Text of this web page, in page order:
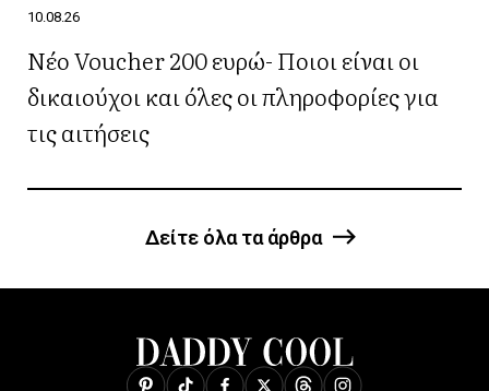
10.08.26
Νέο Voucher 200 ευρώ- Ποιοι είναι οι
δικαιούχοι και όλες οι πληροφορίες για
τις αιτήσεις
Δείτε όλα τα άρθρα